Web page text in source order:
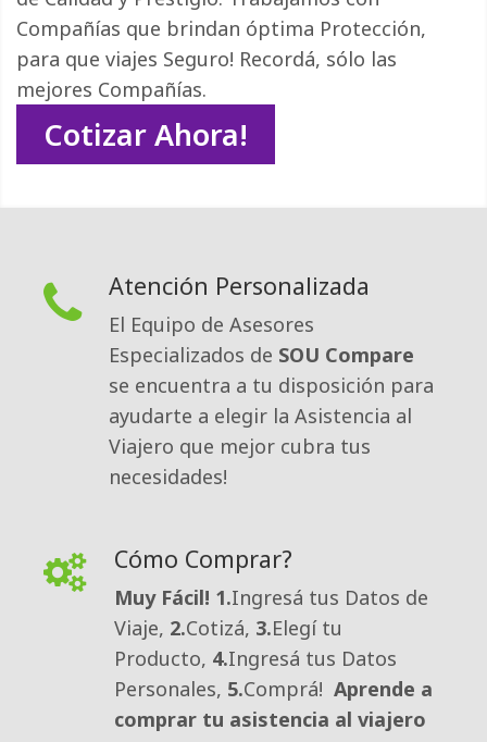
Compañías que brindan óptima Protección,
para que viajes Seguro! Recordá, sólo las
mejores Compañías.
Cotizar Ahora!
Atención Personalizada
El Equipo de Asesores
Especializados de SOU Compare
se encuentra a tu disposición para
ayudarte a elegir la Asistencia al
Viajero que mejor cubra tus
necesidades!
Cómo Comprar?
Muy Fácil! 1.Ingresá tus Datos de
Viaje, 2.Cotizá, 3.Elegí tu
Producto, 4.Ingresá tus Datos
Personales, 5.Comprá! Aprende a
comprar tu asistencia al viajero